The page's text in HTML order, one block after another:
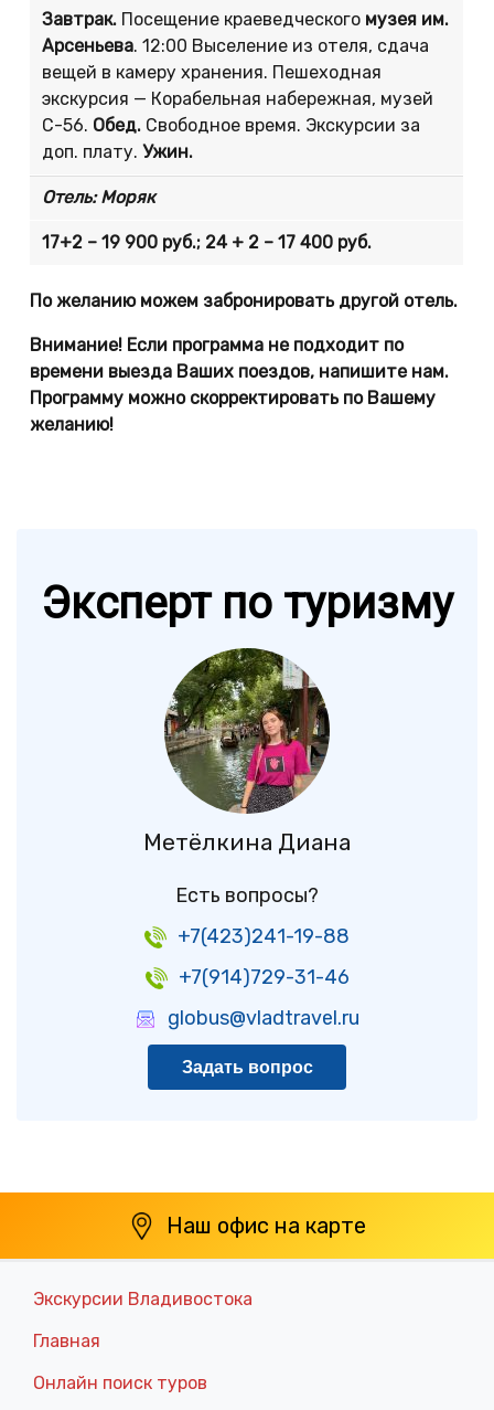
Завтрак. Посещение краеведческого музея им.
Арсеньева. 12:00 Выселение из отеля, сдача
вещей в камеру хранения. Пешеходная
экскурсия — Корабельная набережная, музей
С-56. Обед. Свободное время. Экскурсии за
доп. плату.Ужин.
Отель:Моряк
17+2 – 19 900 руб.; 24 + 2 – 17 400 руб.
По желанию можем забронировать другой отель.
Внимание! Если программа не подходит по
времени выезда Ваших поездов, напишите нам.
Программу можно скорректировать по Вашему
желанию!
Эксперт по туризму
Метёлкина Диана
Есть вопросы?
+7(423)241-19-88
+7(914)729-31-46
globus@vladtravel.ru
Задать вопрос
Наш офис на карте
Экскурсии Владивостока
Главная
Онлайн поиск туров